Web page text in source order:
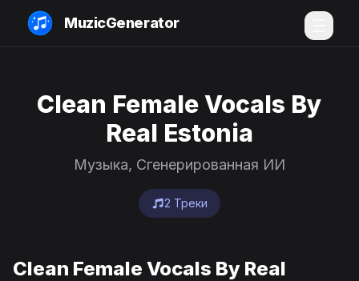
MuzicGenerator
Clean Female Vocals By
Real Estonia
Музыка, Сгенерированная ИИ
2 Треки
Clean Female Vocals By Real